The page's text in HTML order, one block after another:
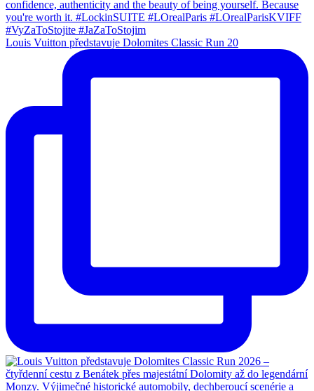
Louis Vuitton představuje Dolomites Classic Run 20